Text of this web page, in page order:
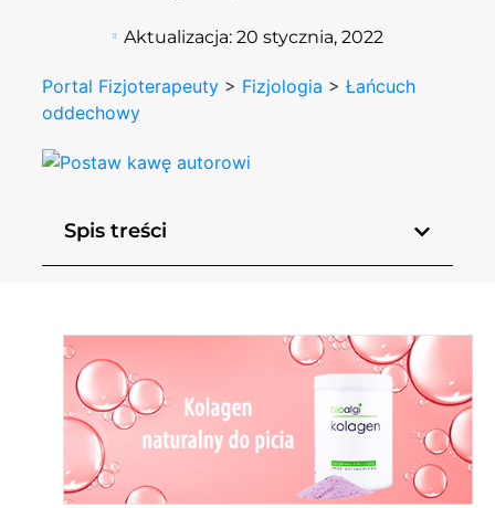
Aktualizacja: 20 stycznia, 2022
Portal Fizjoterapeuty > Fizjologia >Łańcuch
oddechowy
Spis treści